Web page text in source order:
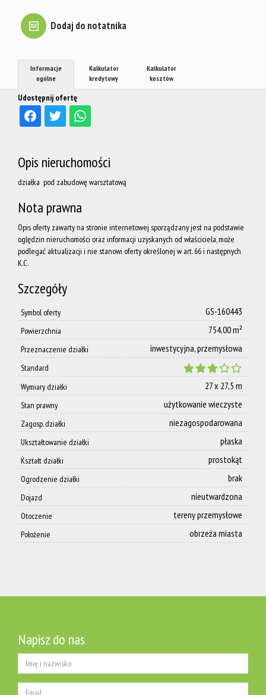
O nas
Grupa
Akces
Zespoł
Dołącz
Dodaj do notatnika
Udostępnij ofertę
Informacje
ogólne
Kalkulator
kredytowy
Kalkulator
kosztów
Opis nieruchomości
działka pod zabudowę warsztatową
Nota prawna
Opis oferty zawarty na stronie internetowej sporządzany jest na podstawie
oględzin nieruchomości oraz informacji uzyskanych od właściciela, może
podlegać aktualizacji i nie stanowi oferty określonej w art. 66 i następnych
K.C.
Szczegóły
Symbol oferty GS-160443
Powierzchnia 754,00 m²
Przeznaczenie działki inwestycyjna, przemysłowa
Standard
Wymiary działki
27 x 27,5 m
Stan prawny użytkowanie wieczyste
Zagosp. działki niezagospodarowana
Ukształtowanie działki płaska
Kształt działki prostokąt
Ogrodzenie działki brak
Dojazd nieutwardzona
Otoczenie tereny przemysłowe
Położenie obrzeża miasta
Napisz do nas